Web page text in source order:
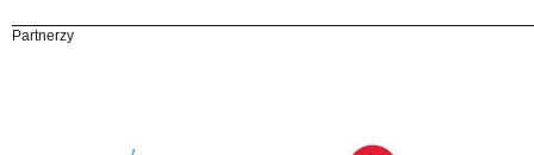
Partnerzy